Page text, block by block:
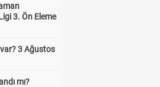
3. Ön Eleme
3 Ağustos
mı?